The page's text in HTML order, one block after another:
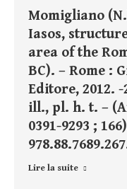
Momigliano
Iasos,
area of the
BC). – Rome :
Editore, 2012.
ill., pl. h. t. –
0391-9293 ;
Lire la suite